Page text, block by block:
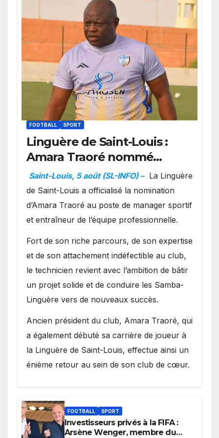
FOOTBALL SPORT
Linguère de Saint-Louis :
Amara Traoré nommé
manager sportif et
entraîneur de l’équipe
Saint-Louis, 5 août (SL-INFO) – La Linguère
de Saint-Louis a officialisé la nomination
d’Amara Traoré au poste de manager sportif
et entraîneur de l’équipe professionnelle.
Fort de son riche parcours, de son expertise
et de son attachement indéfectible au club,
le technicien revient avec l’ambition de bâtir
un projet solide et de conduire les Samba-
Linguère vers de nouveaux succès.
Ancien président du club, Amara Traoré, qui
a également débuté sa carrière de joueur à
la Linguère de Saint-Louis, effectue ainsi un
énième retour au sein de son club de cœur.
FOOTBALL SPORT
Investisseurs privés à la FIFA :
Arsène Wenger, membre du